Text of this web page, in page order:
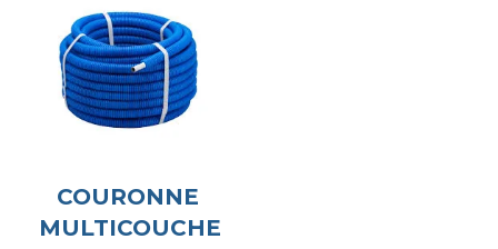
COURONNE
MULTICOUCHE